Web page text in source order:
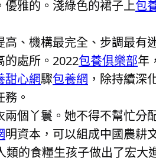
雅的。淺綠色的裙子上包
、機構最完全、步調最有
的處所。2022包養俱樂部年
甜心網驟包養網 ，除持續深
。
個丫鬟。她不得不幫忙分
明資本，可以組成中國農耕
的食糧生孩子做出了宏